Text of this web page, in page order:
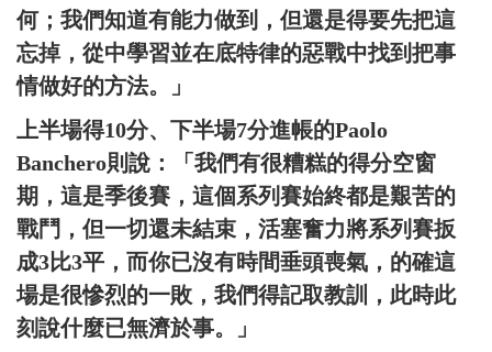
何；我們知道有能力做到，但還是得要先把這
忘掉，從中學習並在底特律的惡戰中找到把事
情做好的方法。」
上半場得10分、下半場7分進帳的Paolo
Banchero則說：「我們有很糟糕的得分空窗
期，這是季後賽，這個系列賽始終都是艱苦的
戰鬥，但一切還未結束，活塞奮力將系列賽扳
成3比3平，而你已沒有時間垂頭喪氣，的確這
場是很慘烈的一敗，我們得記取教訓，此時此
刻說什麼已無濟於事。」